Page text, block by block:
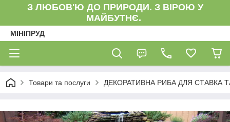
З ЛЮБОВ'Ю ДО ПРИРОДИ. З ВІРОЮ У
МАЙБУТНЄ.
МІНІПРУД
Товари та послуги ДЕКОРАТИВНА РИБА ДЛЯ СТАВКА